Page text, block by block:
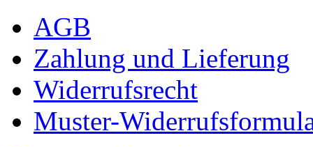
AGB
Zahlung und Lieferung
Widerrufsrecht
Muster-